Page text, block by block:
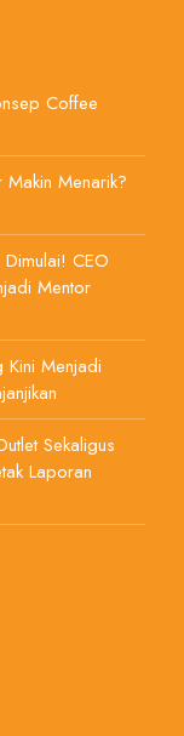
Coffee
Menarik?
CEO
Mentor
Kini Menjadi
Sekaligus
Laporan